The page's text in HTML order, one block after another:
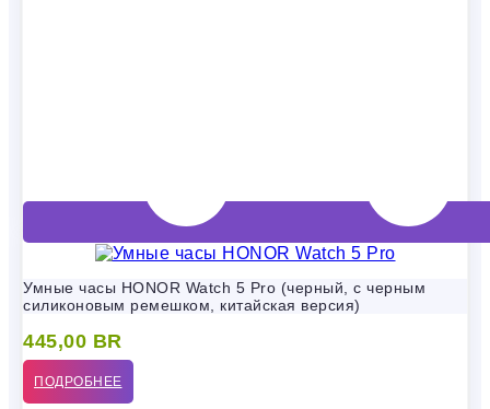
Умные часы HONOR Watch 5 Pro (черный, с черным
силиконовым ремешком, китайская версия)
445,00 BR
ПОДРОБНЕЕ